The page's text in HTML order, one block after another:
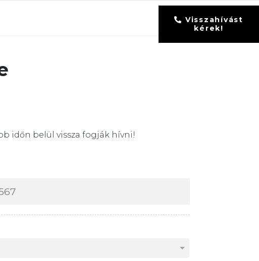
Visszahívást
kérek!
időn belül vissza fogják hívni!